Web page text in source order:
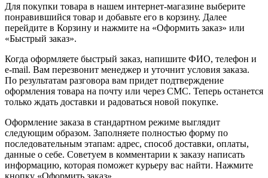
Для покупки товара в нашем интернет-магазине выберите
понравившийся товар и добавьте его в корзину. Далее
перейдите в Корзину и нажмите на «Оформить заказ» или
«Быстрый заказ».
Когда оформляете быстрый заказ, напишите ФИО, телефон и
e-mail. Вам перезвонит менеджер и уточнит условия заказа.
По результатам разговора вам придет подтверждение
оформления товара на почту или через СМС. Теперь останется
только ждать доставки и радоваться новой покупке.
Оформление заказа в стандартном режиме выглядит
следующим образом. Заполняете полностью форму по
последовательным этапам: адрес, способ доставки, оплаты,
данные о себе. Советуем в комментарии к заказу написать
информацию, которая поможет курьеру вас найти. Нажмите
кнопку «Оформить заказ».